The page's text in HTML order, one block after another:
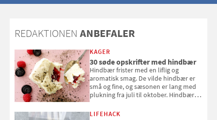
REDAKTIONEN ANBEFALER
KAGER
30 søde opskrifter med hindbær
Hindbær frister med en liflig og
aromatisk smag. De vilde hindbær er
små og fine, og sæsonen er lang med
plukning fra juli til oktober. Hindbær
kan bruge dine hindbær i alt fra
LIFEHACK